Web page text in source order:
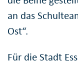
an das
Ost“.
Für die Stadt